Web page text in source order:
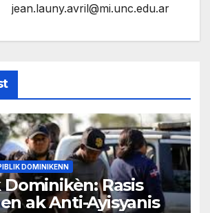
jean.launy.avril@mi.unc.edu.ar
DOMINIKENN
Rasis
ak Anti-Ayisyanis